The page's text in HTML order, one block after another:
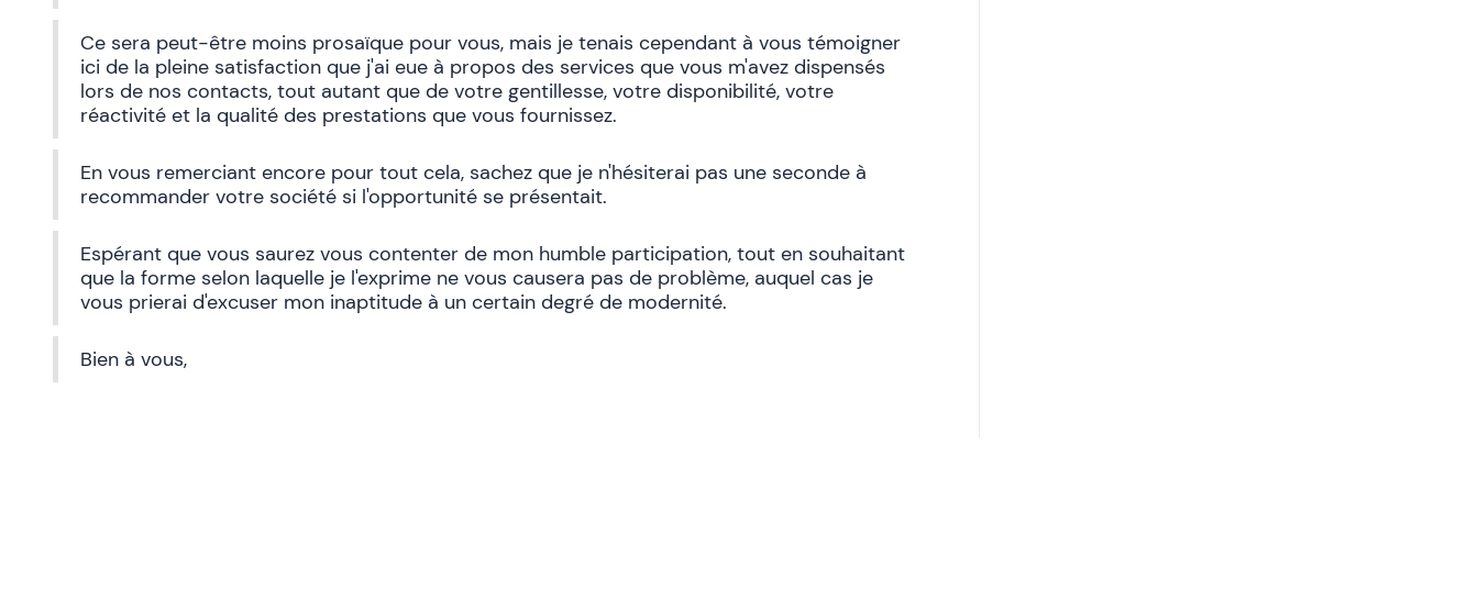
Ce sera peut-être moins prosaïque pour vous, mais je tenais cependant à vous témoigner
ici de la pleine satisfaction que j'ai eue à propos des services que vous m'avez dispensés
lors de nos contacts, tout autant que de votre gentillesse, votre disponibilité, votre
réactivité et la qualité des prestations que vous fournissez.
En vous remerciant encore pour tout cela, sachez que je n'hésiterai pas une seconde à
recommander votre société si l'opportunité se présentait.
Espérant que vous saurez vous contenter de mon humble participation, tout en souhaitant
que la forme selon laquelle je l'exprime ne vous causera pas de problème, auquel cas je
vous prierai d'excuser mon inaptitude à un certain degré de modernité.
Bien à vous,